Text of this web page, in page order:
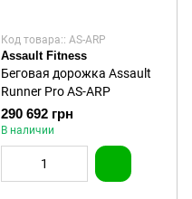
Код товара:: AS-ARP
Assault Fitness
Беговая дорожка Assault
Runner Pro AS-ARP
290 692 грн
В наличии